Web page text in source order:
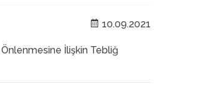
10.09.2021
İlişkin Tebliğ